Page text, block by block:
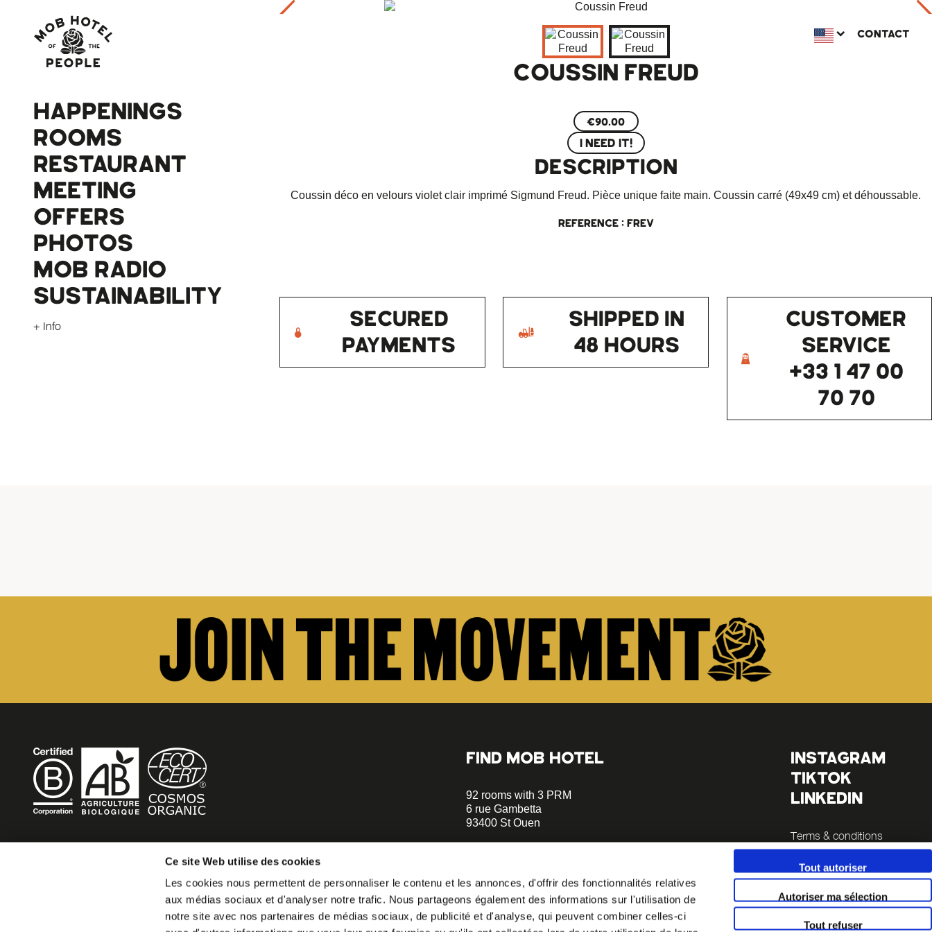
Ce site Web utilise des cookies
Les cookies nous permettent de personnaliser le contenu et les annonces, d'offrir des fonctionnalités relatives
aux médias sociaux et d'analyser notre trafic. Nous partageons également des informations sur l'utilisation de
notre site avec nos partenaires de médias sociaux, de publicité et d'analyse, qui peuvent combiner celles-ci
Tout autoriser
Autoriser ma sélection
Tout refuser
HAPPENINGS
ROOMS
RESTAURANT
MEETING
OFFERS
PHOTOS
MOB RADIO
SUSTAINABILITY
+ Info
CONTACT
COUSSIN FREUD
€90.00
I NEED IT!
DESCRIPTION
Coussin déco en velours violet clair imprimé Sigmund Freud. Pièce unique faite main. Coussin carré (49x49 cm) et déhoussable.
Reference : FREV
SECURED
PAYMENTS
SHIPPED IN
48 HOURS
CUSTOMER
SERVICE
+33 1 47 00
70 70
BECOME MOB
MOB HOTEL is growing into a cooperative movement
If you want to create your own MOB HOTEL and belong to our
FIND MOB HOTEL
92 rooms with 3 PRM
6 rue Gambetta
93400 St Ouen
Metro Garibaldi - Line 13 (a 5 minutes
walks)
Metro Mairie de St-Ouen - Ligne 14 (a 5
minutes walks)
INSTAGRAM
TIKTOK
LINKEDIN
Terms & conditions
Legals